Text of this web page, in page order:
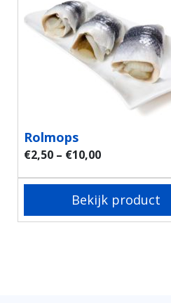
Rolmops
€2,50 – €10,00
Bekijk product